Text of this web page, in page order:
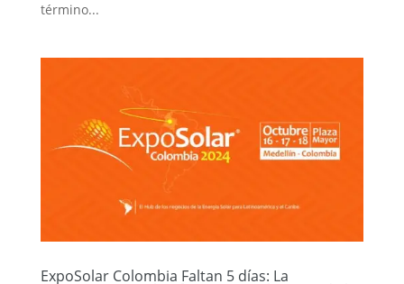
término...
ExpoSolar Colombia Faltan 5 días: La